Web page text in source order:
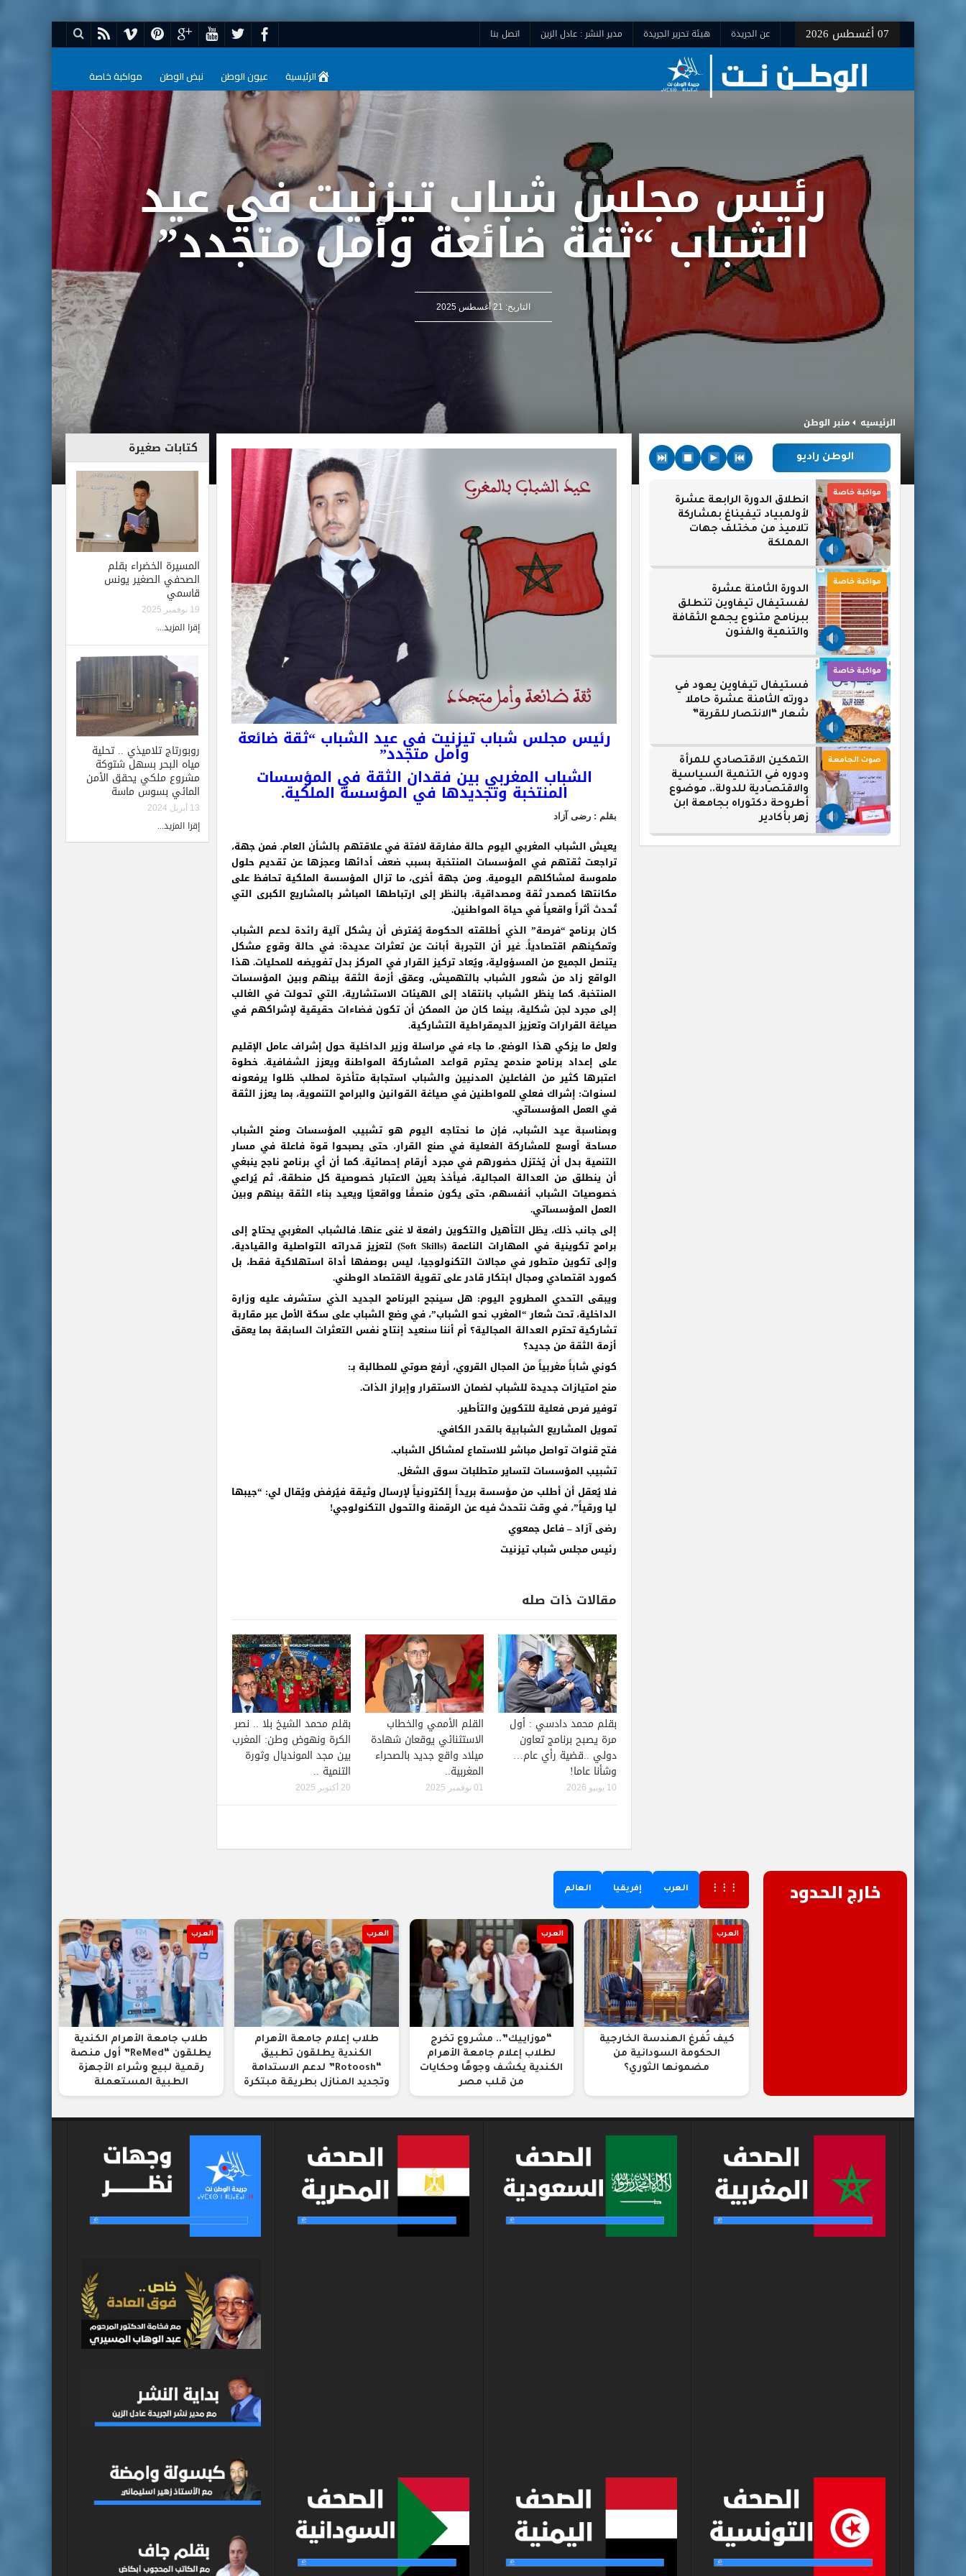
07 أغسطس 2026 عن الجريدة هيئة تحرير الجريدة مدير النشر : عادل الزين اتصل بنا
الرئيسية عيون الوطن نبض الوطن مواكبة خاصة
رئيس مجلس شباب تيزنيت في عيد
الشباب “ثقة ضائعة وأمل متجدد”
التاريخ: 21 أغسطس 2025
الرئيسيه منبر الوطن
رئيس مجلس شباب تيزنيت في عيد الشباب “ثقة ضائعة
وأمل متجدد”
الشباب المغربي بين فقدان الثقة في المؤسسات
المنتخبة وتجديدها في المؤسسة الملكية.
بقلم : رضى آزاد
يعيش الشباب المغربي اليوم حالة مفارقة لافتة في علاقتهم بالشأن العام. فمن جهة،
تراجعت ثقتهم في المؤسسات المنتخبة بسبب ضعف أدائها وعجزها عن تقديم حلول
ملموسة لمشاكلهم اليومية. ومن جهة أخرى، ما تزال المؤسسة الملكية تحافظ على
مكانتها كمصدر ثقة ومصداقية، بالنظر إلى ارتباطها المباشر بالمشاريع الكبرى التي
تُحدث أثراً واقعياً في حياة المواطنين.
كان برنامج “فرصة” الذي أطلقته الحكومة يُفترض أن يشكل آلية رائدة لدعم الشباب
وتمكينهم اقتصادياً. غير أن التجربة أبانت عن تعثرات عديدة: في حالة وقوع مشكل
يتنصل الجميع من المسؤولية، ويُعاد تركيز القرار في المركز بدل تفويضه للمحليات. هذا
الواقع زاد من شعور الشباب بالتهميش، وعمّق أزمة الثقة بينهم وبين المؤسسات
المنتخبة. كما ينظر الشباب بانتقاد إلى الهيئات الاستشارية، التي تحولت في الغالب
إلى مجرد لجن شكلية، بينما كان من الممكن أن تكون فضاءات حقيقية لإشراكهم في
صياغة القرارات وتعزيز الديمقراطية التشاركية.
ولعل ما يزكي هذا الوضع، ما جاء في مراسلة وزير الداخلية حول إشراف عامل الإقليم
على إعداد برنامج مندمج يحترم قواعد المشاركة المواطنة ويعزز الشفافية. خطوة
اعتبرها كثير من الفاعلين المدنيين والشباب استجابة متأخرة لمطلب ظلوا يرفعونه
لسنوات: إشراك فعلي للمواطنين في صياغة القوانين والبرامج التنموية، بما يعزز الثقة
في العمل المؤسساتي.
وبمناسبة عيد الشباب، فإن ما نحتاجه اليوم هو تشبيب المؤسسات ومنح الشباب
مساحة أوسع للمشاركة الفعلية في صنع القرار، حتى يصبحوا قوة فاعلة في مسار
التنمية بدل أن يُختزل حضورهم في مجرد أرقام إحصائية. كما أن أي برنامج ناجح ينبغي
أن ينطلق من العدالة المجالية، فيأخذ بعين الاعتبار خصوصية كل منطقة، ثم يُراعي
خصوصيات الشباب أنفسهم، حتى يكون منصفًا وواقعيًا ويعيد بناء الثقة بينهم وبين
العمل المؤسساتي.
إلى جانب ذلك، يظل التأهيل والتكوين رافعة لا غنى عنها. فالشباب المغربي يحتاج إلى
برامج تكوينية في المهارات الناعمة (Soft Skills) لتعزيز قدراته التواصلية والقيادية،
وإلى تكوين متطور في مجالات التكنولوجيا، ليس بوصفها أداة استهلاكية فقط، بل
كمورد اقتصادي ومجال ابتكار قادر على تقوية الاقتصاد الوطني.
ويبقى التحدي المطروح اليوم: هل سينجح البرنامج الجديد الذي ستشرف عليه وزارة
الداخلية، تحت شعار “المغرب نحو الشباب”، في وضع الشباب على سكة الأمل عبر مقاربة
تشاركية تحترم العدالة المجالية؟ أم أننا سنعيد إنتاج نفس التعثرات السابقة بما يعمّق
أزمة الثقة من جديد؟
كوني شاباً مغربياً من المجال القروي، أرفع صوتي للمطالبة بـ:
منح امتيازات جديدة للشباب لضمان الاستقرار وإبراز الذات.
توفير فرص فعلية للتكوين والتأطير.
تمويل المشاريع الشبابية بالقدر الكافي.
فتح قنوات تواصل مباشر للاستماع لمشاكل الشباب.
تشبيب المؤسسات لتساير متطلبات سوق الشغل.
فلا يُعقل أن أطلب من مؤسسة بريداً إلكترونياً لإرسال وثيقة فيُرفض ويُقال لي: “جيبها
ليا ورقياً”، في وقت نتحدث فيه عن الرقمنة والتحول التكنولوجي!
رضى آزاد – فاعل جمعوي
رئيس مجلس شباب تيزنيت
مقالات ذات صله
بقلم محمد دادسي : أول
مرة يصبح برنامج تعاون
دولي ..قضية رأي عام…
وشأنا عاما!
10 يونيو 2026
القلم الأممي والخطاب
الاستثنائي يوقعان شهادة
ميلاد واقع جديد بالصحراء
المغربية..
01 نوفمبر 2025
بقلم محمد الشيخ بلا .. نصر
الكرة ونهوض وطن: المغرب
بين مجد المونديال وثورة
التنمية ..
20 أكتوبر 2025
كتابات صغيرة
المسيرة الخضراء بقلم
الصحفي الصغير يونس
قاسمي
19 نوفمبر 2025
إقرا المزيد...
روبورتاج تلاميذي .. تحلية
مياه البحر بسهل شتوكة
مشروع ملكي يحقق الأمن
المائي بسوس ماسة
13 أبريل 2024
إقرا المزيد...
الوطن راديو
مواكبة خاصة
انطلاق الدورة الرابعة عشرة
لأولمبياد تيفيناغ بمشاركة
تلاميذ من مختلف جهات
المملكة
مواكبة خاصة
الدورة الثامنة عشرة
لفستيفال تيفاوين تنطلق
ببرنامج متنوع يجمع الثقافة
والتنمية والفنون
مواكبة خاصة
فستيفال تيفاوين يعود في
دورته الثامنة عشرة حاملا
شعار “الانتصار للقرية”
صوت الجامعة
التمكين الاقتصادي للمرأة
ودوره في التنمية السياسية
والاقتصادية للدولة.. موضوع
أطروحة دكتوراه بجامعة ابن
زهر بأكادير
خارج الحدود ⋮⋮⋮ العرب إفريقيا العالم
العرب
كيف تُفرغ الهندسة الخارجية
الحكومة السودانية من
مضمونها الثوري؟
العرب
“موزاييك”.. مشروع تخرج
لطلاب إعلام جامعة الأهرام
الكندية يكشف وجوهًا وحكايات
من قلب مصر
العرب
طلاب إعلام جامعة الأهرام
الكندية يطلقون تطبيق
“Rotoosh” لدعم الاستدامة
وتجديد المنازل بطريقة مبتكرة
العرب
طلاب جامعة الأهرام الكندية
يطلقون “ReMed” أول منصة
رقمية لبيع وشراء الأجهزة
الطبية المستعملة